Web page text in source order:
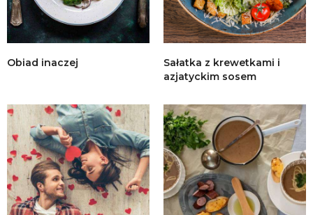
Obiad inaczej
Sałatka z krewetkami i
azjatyckim sosem